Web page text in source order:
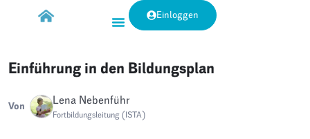
Einloggen
Einführung in den Bildungsplan
Von Lena Nebenführ
Fortbildungsleitung (ISTA)